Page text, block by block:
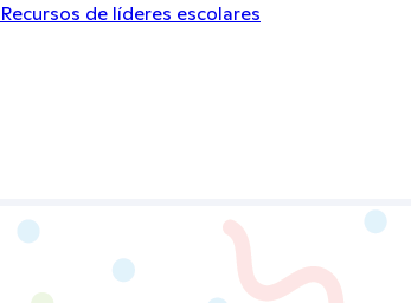
Recursos de líderes escolares